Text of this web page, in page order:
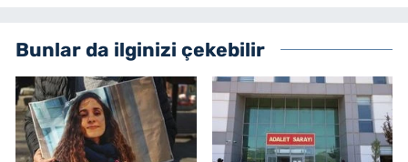
Bunlar da ilginizi çekebilir